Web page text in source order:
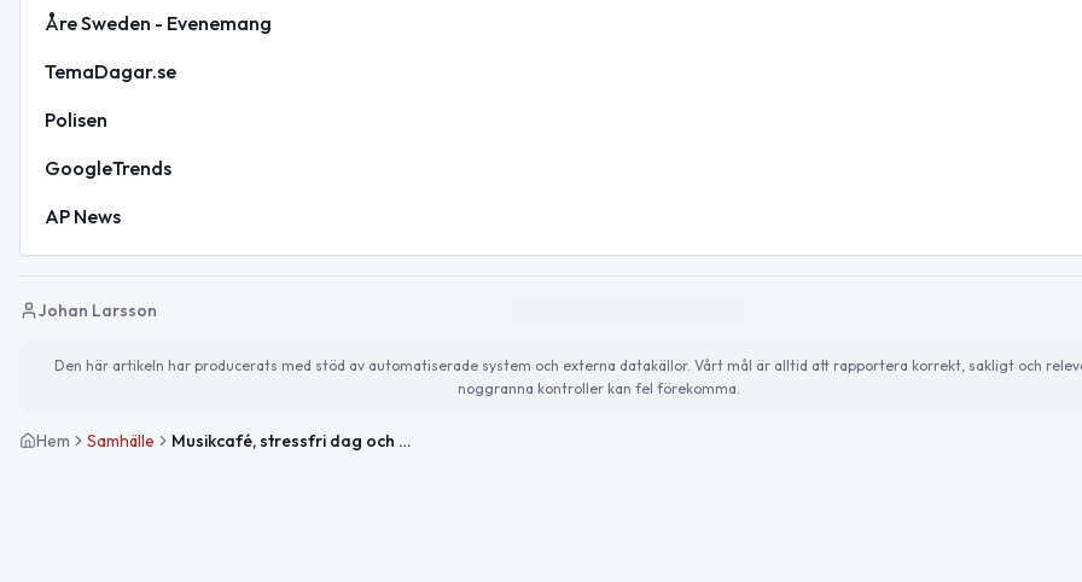
Åre Sweden - Evenemang
TemaDagar.se
Polisen
GoogleTrends
AP News
Johan Larsson
Den här artikeln har producerats med stöd av automatiserade system och externa datakällor. Vårt mål är alltid att rapportera korrekt, sakligt och
noggranna kontroller kan fel förekomma.
Hem Samhälle Musikcafé, stressfri dag och helgens evenemang